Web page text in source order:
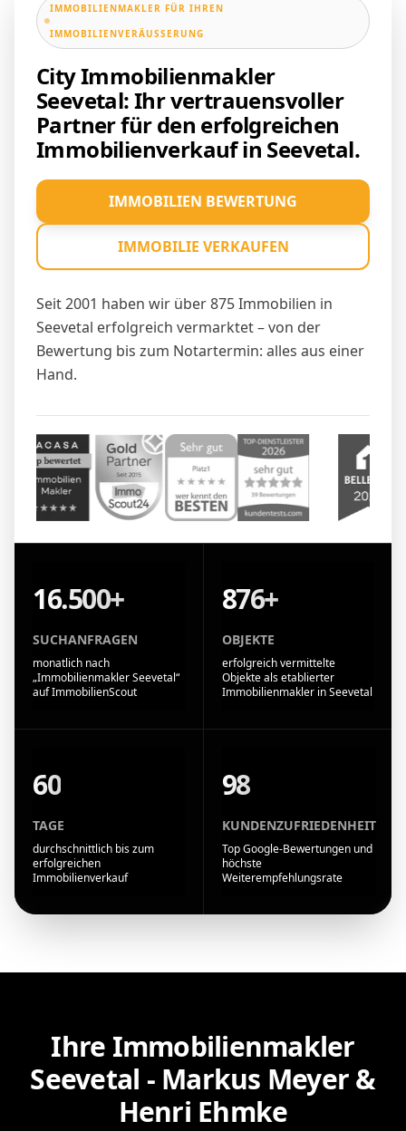
IMMOBILIENMAKLER FÜR IHREN
IMMOBILIENVERÄUSSERUNG
City Immobilienmakler
Seevetal: Ihr vertrauensvoller
Partner für den erfolgreichen
Immobilienverkauf in Seevetal.
Seit 2001 haben wir über 875 Immobilien in
Seevetal erfolgreich vermarktet – von der
Bewertung bis zum Notartermin: alles aus einer
Hand.
IMMOBILIEN BEWERTUNG
IMMOBILIE VERKAUFEN
16.500+
SUCHANFRAGEN
monatlich nach
„Immobilienmakler Seevetal“
auf ImmobilienScout
876+
OBJEKTE
erfolgreich vermittelte
Objekte als etablierter
Immobilienmakler in Seevetal
60
TAGE
durchschnittlich bis zum
erfolgreichen
Immobilienverkauf
98
KUNDENZUFRIEDENHEIT
Top Google-Bewertungen und
höchste
Weiterempfehlungsrate
Ihre Immobilienmakler
Seevetal - Markus Meyer &
Henri Ehmke